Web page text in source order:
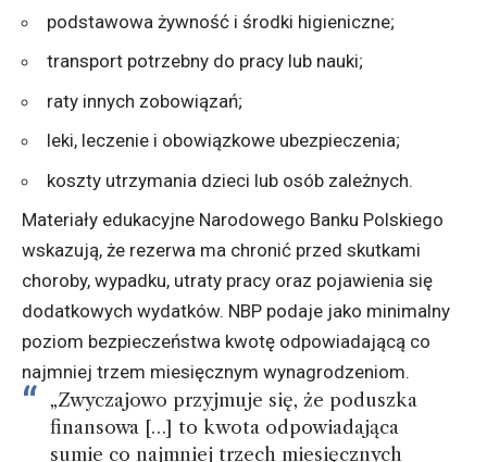
podstawowa żywność i środki higieniczne;
transport potrzebny do pracy lub nauki;
raty innych zobowiązań;
leki, leczenie i obowiązkowe ubezpieczenia;
koszty utrzymania dzieci lub osób zależnych.
Materiały edukacyjne Narodowego Banku Polskiego
wskazują, że rezerwa ma chronić przed skutkami
choroby, wypadku, utraty pracy oraz pojawienia się
dodatkowych wydatków. NBP podaje jako minimalny
poziom bezpieczeństwa kwotę odpowiadającą co
najmniej trzem miesięcznym wynagrodzeniom.
„Zwyczajowo przyjmuje się, że poduszka
finansowa […] to kwota odpowiadająca
sumie co najmniej trzech miesięcznych